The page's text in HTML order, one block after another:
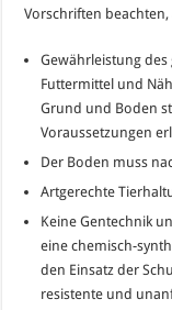
Vorschriften
Gewährleistung
Futtermittel und
Grund und Boden
Voraussetzungen
Der Boden muss
Artgerechte
Keine Gentechnik
eine chemisch-
den Einsatz der
resistente und